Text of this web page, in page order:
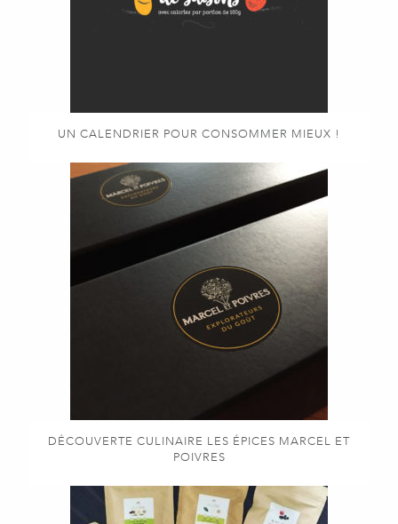
UN CALENDRIER POUR CONSOMMER MIEUX !
DÉCOUVERTE CULINAIRE LES ÉPICES MARCEL ET
POIVRES